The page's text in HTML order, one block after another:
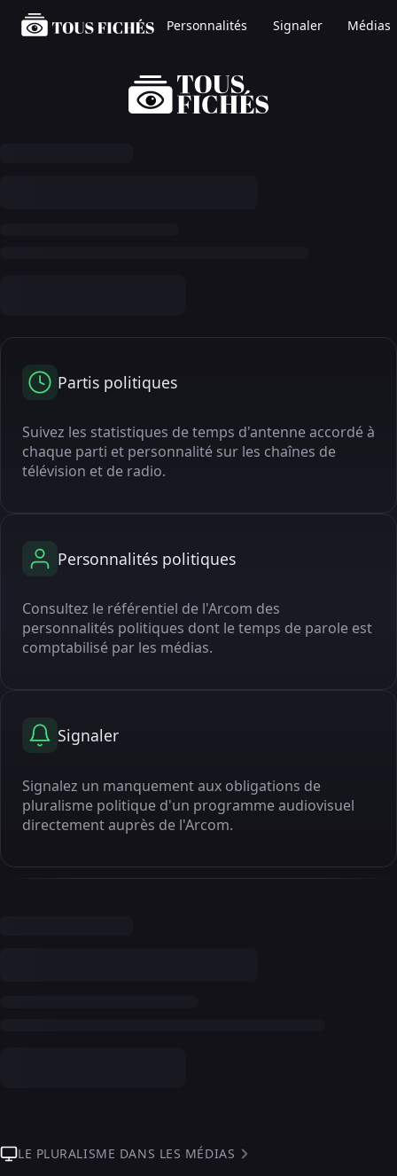
Personnalités Signaler Médias
Partis politiques
Suivez les statistiques de temps d'antenne accordé à
chaque parti et personnalité sur les chaînes de
télévision et de radio.
Personnalités politiques
Consultez le référentiel de l'Arcom des
personnalités politiques dont le temps de parole est
comptabilisé par les médias.
Signaler
Signalez un manquement aux obligations de
pluralisme politique d'un programme audiovisuel
directement auprès de l'Arcom.
LE PLURALISME DANS LES MÉDIAS